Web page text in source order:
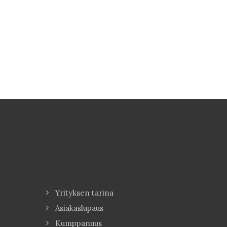
Yrityksen tarina
Asiakaslupaus
Kumppanuus